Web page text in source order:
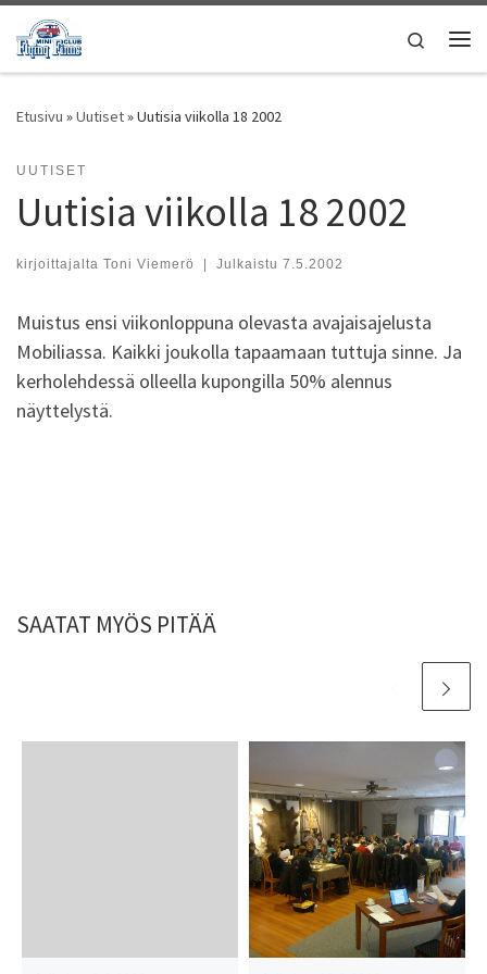
Skip to content
Search
Etusivu »Uutiset»Uutisia viikolla 18 2002
UUTISET
Uutisia viikolla 18 2002
kirjoittajalta Toni Viemerö | Julkaistu 7.5.2002
Muistus ensi viikonloppuna olevasta avajaisajelusta
Mobiliassa. Kaikki joukolla tapaamaan tuttuja sinne. Ja
kerholehdessä olleella kupongilla 50% alennus
näyttelystä.
SAATAT MYÖS PITÄÄ